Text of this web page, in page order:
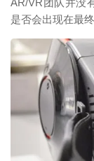
AR/VR团队并没
是否会出现在最